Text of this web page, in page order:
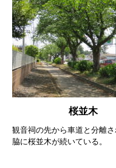
桜並木
観音祠の先から車道と分離
脇に桜並木が続いている。